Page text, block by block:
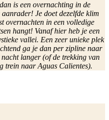
is een overnachting in de
Je doet dezelfde klim
overnachten in een volledige
hangt! Vanaf hier heb je een
vallei. Een zeer unieke plek
ga je dan per zipline naar
langer (of de trekking van
trein naar Aguas Calientes).